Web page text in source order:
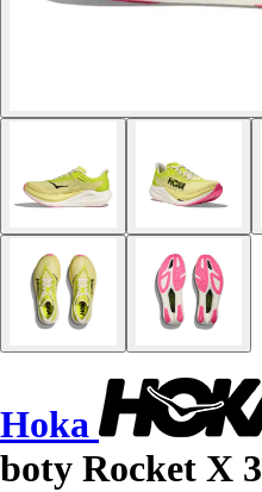
Hoka
boty Rocket X 3